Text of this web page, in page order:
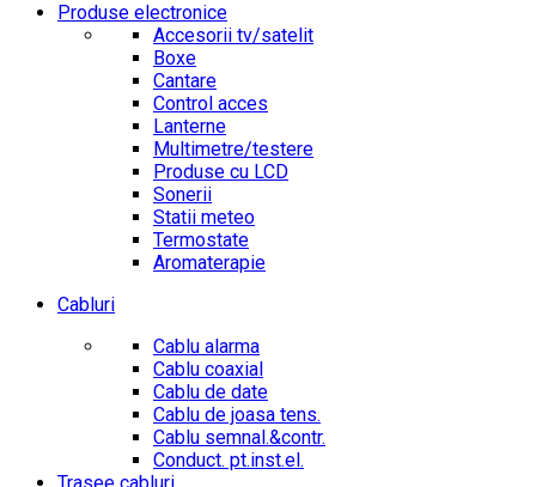
Produse electronice
Accesorii tv/satelit
Boxe
Cantare
Control acces
Lanterne
Multimetre/testere
Produse cu LCD
Sonerii
Statii meteo
Termostate
Aromaterapie
Cabluri
Cablu alarma
Cablu coaxial
Cablu de date
Cablu de joasa tens.
Cablu semnal.&contr.
Conduct. pt.inst.el.